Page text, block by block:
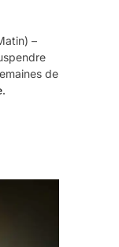
–
de